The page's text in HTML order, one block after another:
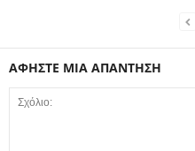
ΑΦΗΣΤΕ ΜΙΑ ΑΠΑΝΤΗΣΗ